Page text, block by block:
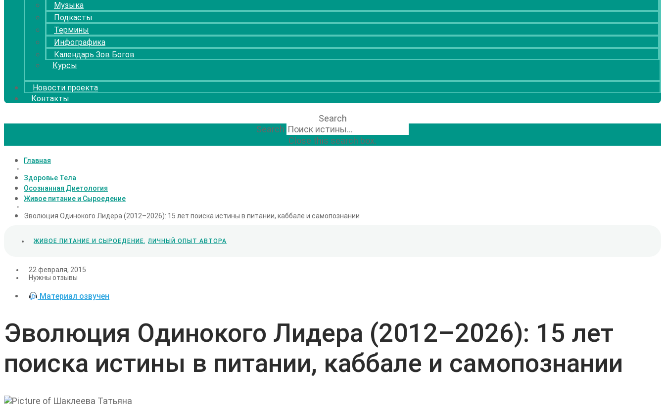
Музыка
Подкасты
Термины
Инфографика
Календарь Зов Богов
Курсы
Новости проекта
Контакты
Search
Search
Close this search box.
Главная
Здоровье Тела
Осознанная Диетология
Живое питание и Сыроедение
Эволюция Одинокого Лидера (2012–2026): 15 лет поиска истины в питании, каббале и самопознании
ЖИВОЕ ПИТАНИЕ И СЫРОЕДЕНИЕ, ЛИЧНЫЙ ОПЫТ АВТОРА
22 февраля, 2015
Нужны отзывы
Материал озвучен
Эволюция Одинокого Лидера (2012–2026): 15 лет
поиска истины в питании, каббале и самопознании